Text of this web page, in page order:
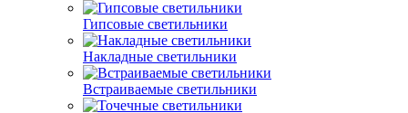
Гипсовые светильники
Накладные светильники
Встраиваемые светильники